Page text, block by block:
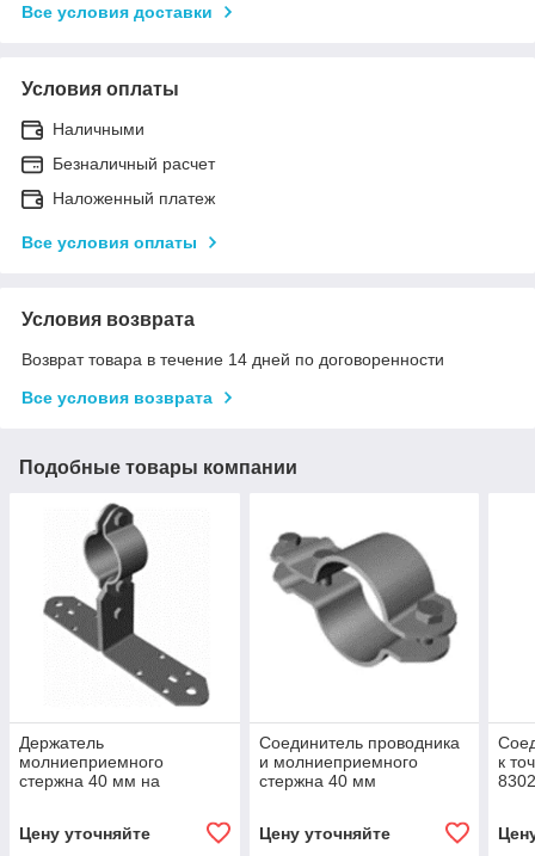
Все условия доставки
Условия оплаты
Наличными
Безналичный расчет
Наложенный платеж
Все условия оплаты
Условия возврата
Возврат товара в течение 14 дней по договоренности
Все условия возврата
Подобные товары компании
Держатель
молниеприемного
стержна 40 мм на
Цену уточняйте
Соединитель проводника
и молниеприемного
стержна 40 мм
Цену уточняйте
к